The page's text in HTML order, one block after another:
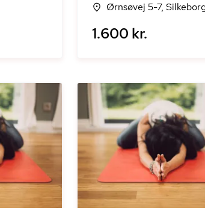
Ørnsøvej 5-7,
1.600 kr.